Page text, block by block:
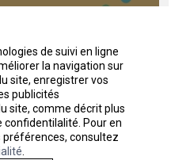
de suivi en ligne
la navigation sur
site, enregistrer vos
publicités
site, comme décrit plus
confidentilalité. Pour en
préférences, consultez